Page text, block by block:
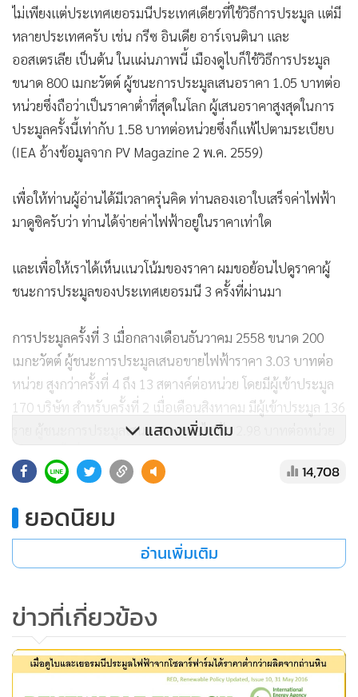
ชนะการประมูลของประเทศเยอรมนี 3 ครั้งที่ผ่านมา
การประมูลครั้งที่ 3 เมื่อกลางเดือนธันวาคม 2558 ขนาด 200
เมกะวัตต์ ผู้ชนะการประมูลเสนอขายไฟฟ้าราคา 3.03 บาทต่อ
หน่วย สูงกว่าครั้งที่ 4 ถึง 13 สตางค์ต่อหน่วย โดยมีผู้เข้าประมูล
170 บริษัท สำหรับครั้งที่ 2 เมื่อเดือนสิงหาคม มีผู้เข้าประมูล 136
ราย ผู้ชนะการประมูลเสนอราคาขายไฟฟ้า 2.98 บาทต่อหน่วย
ท่านผู้อ่านอาจจะสงสัยว่า ทำไมราคาในเมืองดูไบ (เมืองใหญ่ที่สุด
เยอรมนีจึงได้แตกต่างกันมากนัก คือเกือบ 3 เท่าตัว คำตอบที่
สำคัญก็คือ พลังงานแสงแดดต่อพื้นที่หนึ่งตารางเมตรของสอง
เยอรมนีผลิตได้ 850 หน่วยต่อหนึ่งกิโลวัตต์ (ใช้พื้นที่ประมาณ 7
ตารางเมตร) เมืองดูไบสามารถผลิตได้ถึงประมาณ 2,500 หน่วย
โดยใช้พื้นที่เท่ากัน (ดังแผนที่ประกอบ)
คราวนี้เราลองมาพิจารณากรณีของประเทศไทยกันบ้าง
แสดงเพิ่มเติม
14,708
ยอดนิยม
อ่านเพิ่มเติม
ข่าวที่เกี่ยวข้อง